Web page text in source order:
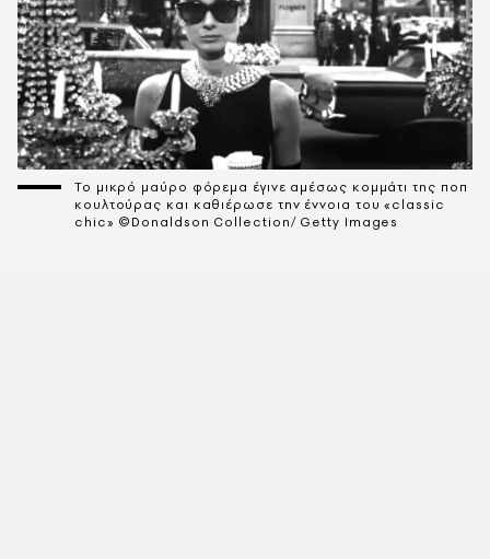
Το μικρό μαύρο φόρεμα έγινε αμέσως κομμάτι της ποπ
κουλτούρας και καθιέρωσε την έννοια του «classic
chic» ©Donaldson Collection/ Getty Images